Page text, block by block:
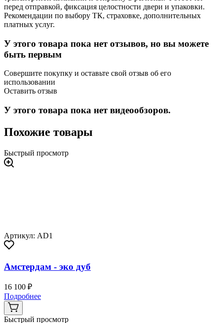
перед отправкой, фиксация целостности двери и упаковки.
Рекомендации по выбору ТК, страховке, дополнительных
платных услуг.
У этого товара пока нет отзывов, но вы можете
быть первым
Совершите покупку и оставьте свой отзыв об его
использовании
Оставить отзыв
У этого товара пока нет видеообзоров.
Похожие товары
Быстрый просмотр
Артикул: AD1
Амстердам - эко дуб
16 100 ₽
Подробнее
Быстрый просмотр